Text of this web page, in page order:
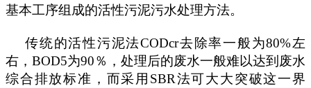
基本工序组成的活性污泥污水处理方法。
传统的活性污泥法CODcr去除率一般为80%左
右，BOD5为90％，处理后的废水一般难以达到废水
综合排放标准，而采用SBR法可大大突破这一界